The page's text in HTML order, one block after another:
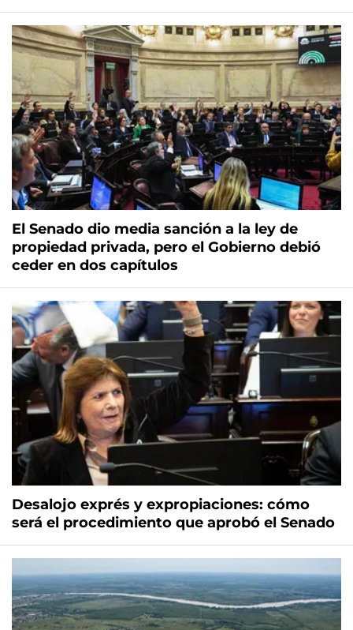
El Senado dio media sanción a la ley de
propiedad privada, pero el Gobierno debió
ceder en dos capítulos
Desalojo exprés y expropiaciones: cómo
será el procedimiento que aprobó el Senado